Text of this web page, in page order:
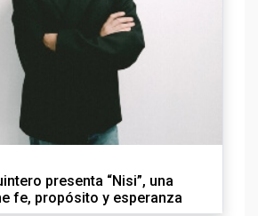
presenta “Nisi”, una
fe, propósito y esperanza